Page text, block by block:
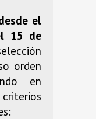
el
15 de
orden
en